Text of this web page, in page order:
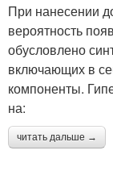
При нанесении
вероятность
обусловлено
включающих в
компоненты.
на:
читать дальше →